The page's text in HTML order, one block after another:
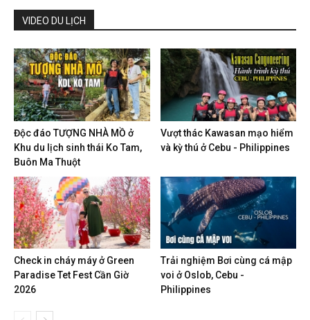
VIDEO DU LỊCH
Độc đáo TƯỢNG NHÀ MỒ ở
Khu du lịch sinh thái Ko Tam,
Buôn Ma Thuột
Vượt thác Kawasan mạo hiểm
và kỳ thú ở Cebu - Philippines
Check in cháy máy ở Green
Paradise Tet Fest Cần Giờ
2026
Trải nghiệm Bơi cùng cá mập
voi ở Oslob, Cebu -
Philippines